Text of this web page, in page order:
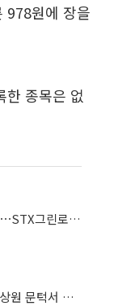
978원에 장을
한 종목은 없
해운주, 미국·이란 갈등 재점화에 동반 강세⋯STX그린로지스 ‘上’
美 클래리티 법안 연내 통과 가능성 13%…상원 문턱서 제동